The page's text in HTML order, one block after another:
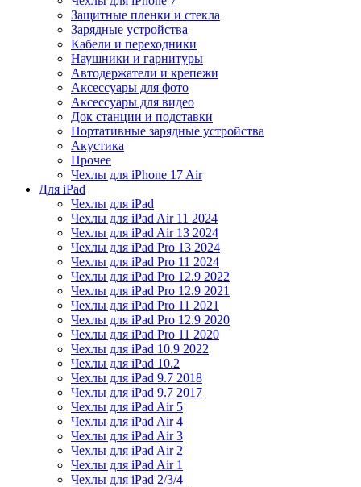
Защитные пленки и стекла
Зарядные устройства
Кабели и переходники
Наушники и гарнитуры
Автодержатели и крепежи
Аксессуары для фото
Аксессуары для видео
Док станции и подставки
Портативные зарядные устройства
Акустика
Прочее
Чехлы для iPhone 17 Air
Для iPad
Чехлы для iPad
Чехлы для iPad Air 11 2024
Чехлы для iPad Air 13 2024
Чехлы для iPad Pro 13 2024
Чехлы для iPad Pro 11 2024
Чехлы для iPad Pro 12.9 2022
Чехлы для iPad Pro 12.9 2021
Чехлы для iPad Pro 11 2021
Чехлы для iPad Pro 12.9 2020
Чехлы для iPad Pro 11 2020
Чехлы для iPad 10.9 2022
Чехлы для iPad 10.2
Чехлы для iPad 9.7 2018
Чехлы для iPad 9.7 2017
Чехлы для iPad Air 5
Чехлы для iPad Air 4
Чехлы для iPad Air 3
Чехлы для iPad Air 2
Чехлы для iPad Air 1
Чехлы для iPad 2/3/4